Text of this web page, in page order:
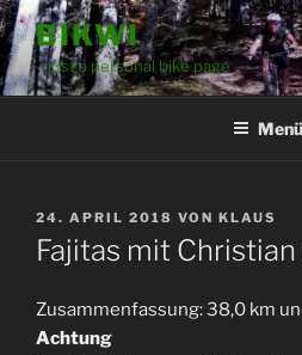
Zum
Inhalt
springen
BIKWI
– just a personal bike page –
Menü
VERÖFFENTLICHT
AM
24. APRIL 2018 VON KLAUS
Fajitas mit
Zusammenfassung: 38,0 km
Achtung